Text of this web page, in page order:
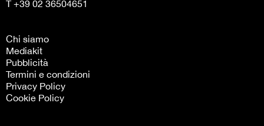
T +39 02 36504651
Chi siamo
Mediakit
Pubblicità
Termini e condizioni
Privacy Policy
Cookie Policy